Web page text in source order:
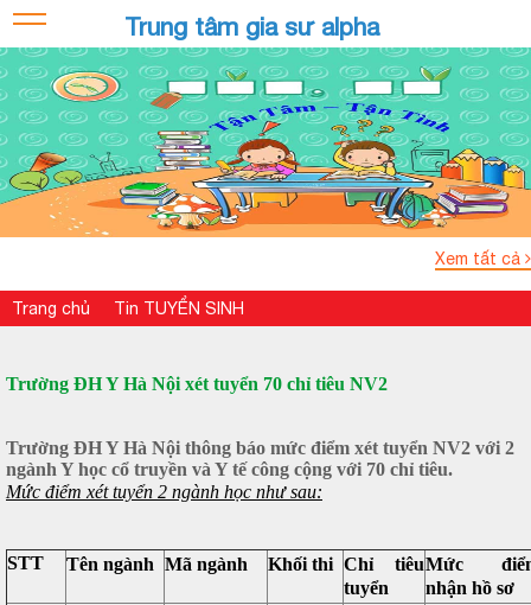
Trung tâm gia sư alpha
Xem tất cả
Trang chủ Tin TUYỂN SINH
Trường ĐH Y Hà Nội xét tuyển 70 chỉ tiêu NV2
Trường ĐH Y Hà Nội thông báo mức điểm xét tuyển NV2 với 2
ngành Y học cổ truyền và Y tế công cộng với 70 chỉ tiêu.
Mức điểm xét tuyển 2 ngành học như sau:
STT Tên ngành Mã ngành Khối thi Chỉ tiêu
tuyển
Mức
nhận hồ sơ